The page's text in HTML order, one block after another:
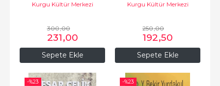
Sepete Ekle
Kurgu Kültür Merkezi
300,00
231,00
Sepete Ekle
Kurgu Kültür Merkezi
250,00
192,50
-%23 -%23